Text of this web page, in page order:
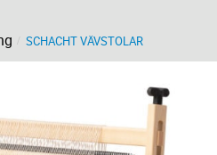
SCHACHT VÄVSTOLAR